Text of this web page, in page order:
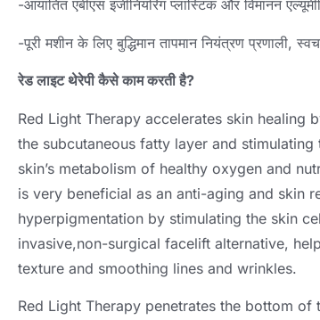
-आयातित एबीएस इंजीनियरिंग प्लास्टिक और विमानन
-पूरी मशीन के लिए बुद्धिमान तापमान नियंत्रण प्रणाली,
रेड लाइट थेरेपी कैसे काम करती है?
Red Light Therapy accelerates skin healing
the subcutaneous fatty layer and
skin’s metabolism of healthy oxygen and
is very beneficial as an anti-aging and skin
hyperpigmentation by stimulating the skin
invasive,non-surgical facelift alternative,
texture and smoothing lines and wrinkles.
Red Light Therapy penetrates the bottom of